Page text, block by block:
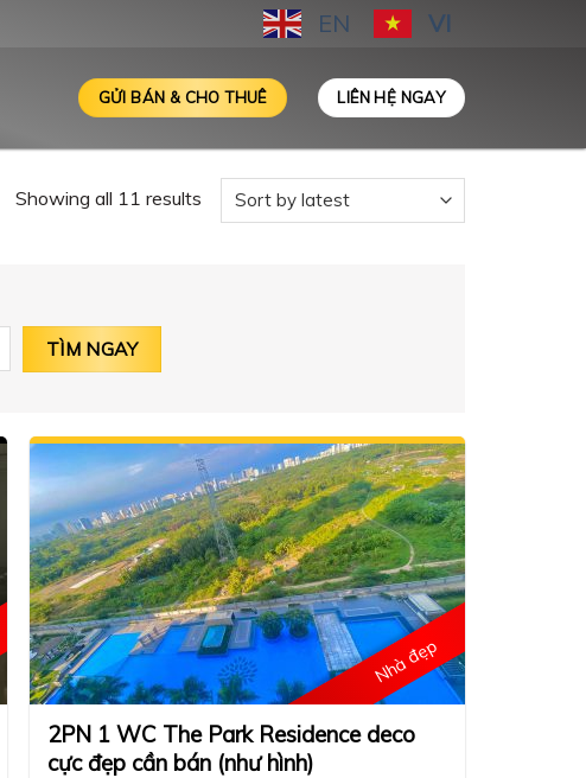
EN VI
GỬI BÁN & CHO THUÊ LIÊN HỆ NGAY
Showing all 11 results
Nhà đẹp
2PN 1 WC The Park Residence deco
cực đẹp cần bán (như hình)